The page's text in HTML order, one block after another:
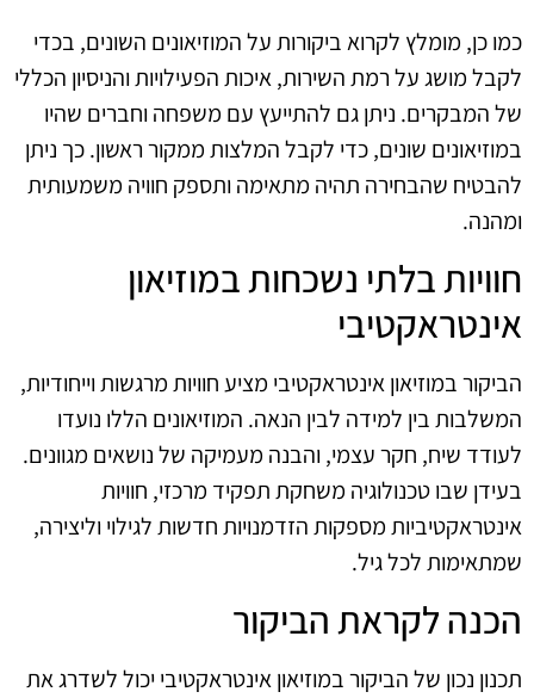
כמו כן, מומלץ לקרוא ביקורות על המוזיאונים השונים, בכדי
לקבל מושג על רמת השירות, איכות הפעילויות והניסיון הכללי
של המבקרים. ניתן גם להתייעץ עם משפחה וחברים שהיו
במוזיאונים שונים, כדי לקבל המלצות ממקור ראשון. כך ניתן
להבטיח שהבחירה תהיה מתאימה ותספק חוויה משמעותית
ומהנה.
חוויות בלתי נשכחות במוזיאון
אינטראקטיבי
הביקור במוזיאון אינטראקטיבי מציע חוויות מרגשות וייחודיות,
המשלבות בין למידה לבין הנאה. המוזיאונים הללו נועדו
לעודד שיח, חקר עצמי, והבנה מעמיקה של נושאים מגוונים.
בעידן שבו טכנולוגיה משחקת תפקיד מרכזי, חוויות
אינטראקטיביות מספקות הזדמנויות חדשות לגילוי וליצירה,
שמתאימות לכל גיל.
הכנה לקראת הביקור
תכנון נכון של הביקור במוזיאון אינטראקטיבי יכול לשדרג את